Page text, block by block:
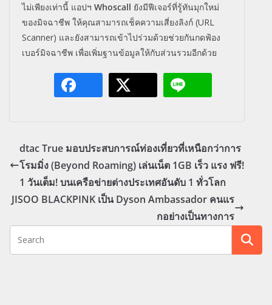
ไม่เพียงเท่านี้ แอปฯ Whoscall ยังมีฟีเจอร์ที่รู้ทันมุกใหม่
ของมิจฉาชีพ ให้คุณสามารถเช็คความเสี่ยงลิงก์ (URL
Scanner) และยังสามารถเข้าไปร่วมด้วยช่วยกันกดฟ้อง
เบอร์มิจฉาชีพ เพื่อเพิ่มฐานข้อมูลให้กับส่วนรวมอีกด้วย
dtac True มอบประสบการณ์ท่องเที่ยวที่เหนือกว่าการ
โรมมิ่ง (Beyond Roaming) เล่นเน็ต 1GB เร็ว แรง ฟรี!
1 วันเต็ม! บนเครือข่ายต่างประเทศอันดับ 1 ทั่วโลก
JISOO BLACKPINK เป็น Dyson Ambassador คนแร
กอย่างเป็นทางการ